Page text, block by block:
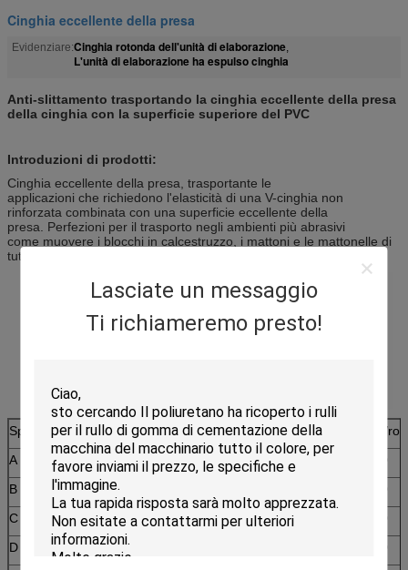
Lasciate un messaggio
Ti richiameremo presto!
Cinghia eccellente della presa
Evidenziare:Cinghia rotonda dell'unità di elaborazione,
L'unità di elaborazione ha espulso cinghia
Anti-slittamento trasportando la cinghia eccellente della presa
della cinghia con la superficie superiore del PVC
Introduzioni di prodotti:
Cinghia eccellente della presa, trasportante le
applicazioni che richiedono l'elasticità di una V-cinghia non
rinforzata combinata con una superficie eccellente della
presa. Perfezioni per il trasporto negli ambienti più abrasivi
come muovere i blocchi in calcestruzzo, i mattoni e le mattonelle di
tutti i tipi.
Specificazione X (millimetro) H (millimetro) Z (millimetro)
M/
A
13
B
17
C
22 14 3,5
D
32